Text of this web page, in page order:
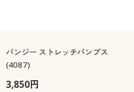
パンジー ストレッチパンプス
(4087)
3,850円